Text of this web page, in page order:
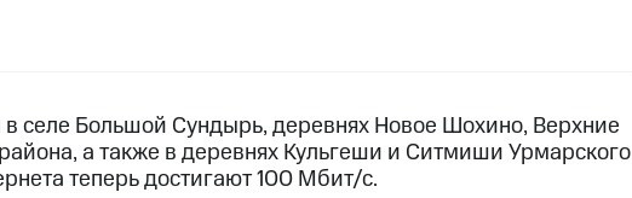
селе Большой Сундырь, деревнях Новое Шохино, Верхние
а также в деревнях Кульгеши и Ситмиши Урмарского
теперь достигают 100 Мбит/с.